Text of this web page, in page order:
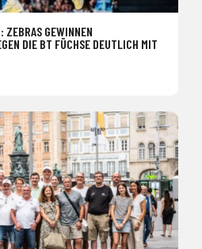
ZEBRAS GEWINNEN
DIE BT FÜCHSE DEUTLICH MIT